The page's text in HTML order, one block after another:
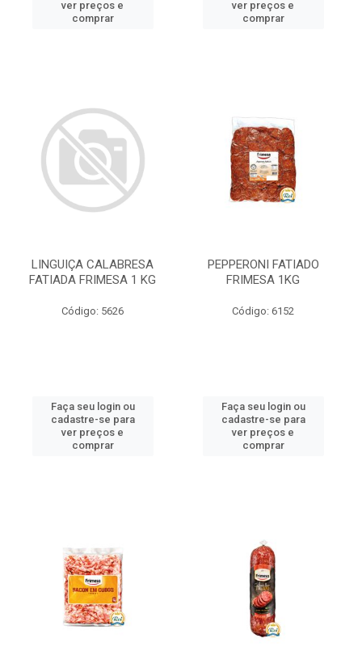
ver preços e
comprar
ver preços e
comprar
LINGUIÇA CALABRESA
FATIADA FRIMESA 1 KG
Código: 5626
Faça seu login ou
cadastre-se para
ver preços e
comprar
PEPPERONI FATIADO
FRIMESA 1KG
Código: 6152
Faça seu login ou
cadastre-se para
ver preços e
comprar